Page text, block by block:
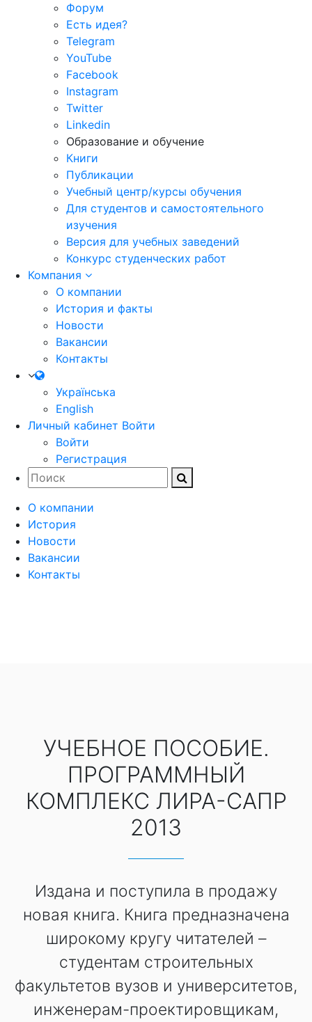
Форум
Есть идея?
Telegram
YouTube
Facebook
Instagram
Twitter
Linkedin
Образование и обучение
Книги
Публикации
Учебный центр/курсы обучения
Для студентов и самостоятельного
изучения
Версия для учебных заведений
Конкурс студенческих работ
Компания
О компании
История и факты
Новости
Вакансии
Контакты
Українська
English
Личный кабинет Войти
Войти
Регистрация
О компании
История
Новости
Вакансии
Контакты
УЧЕБНОЕ ПОСОБИЕ.
ПРОГРАММНЫЙ
КОМПЛЕКС ЛИРА-САПР
2013
Издана и поступила в продажу
новая книга. Книга предназначена
широкому кругу читателей –
студентам строительных
факультетов вузов и университетов,
инженерам-проектировщикам,